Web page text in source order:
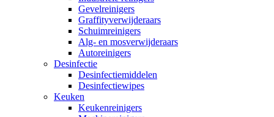
Gevelreinigers
Graffityverwijderaars
Schuimreinigers
Alg- en mosverwijderaars
Autoreinigers
Desinfectie
Desinfectiemiddelen
Desinfectiewipes
Keuken
Keukenreinigers